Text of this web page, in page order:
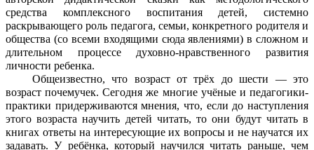
средства комплексного воспитания детей, системно
раскрывающего роль педагога, семьи, конкретного родителя и
общества (со всеми входящими сюда явлениями) в сложном и
длительном процессе духовно-нравственного развития
личности ребенка.
Общеизвестно, что возраст от трёх до шести — это
возраст почемучек. Сегодня же многие учёные и педагогики-
практики придерживаются мнения, что, если до наступления
этого возраста научить детей читать, то они будут читать в
книгах ответы на интересующие их вопросы и не научатся их
задавать. У ребёнка, который научился читать раньше, чем